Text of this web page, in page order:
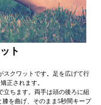
ト
スクワットです。足を広げて行
正されます。
立ちます。両手は頭の後ろに組
を曲げ、そのまま5秒間キープ